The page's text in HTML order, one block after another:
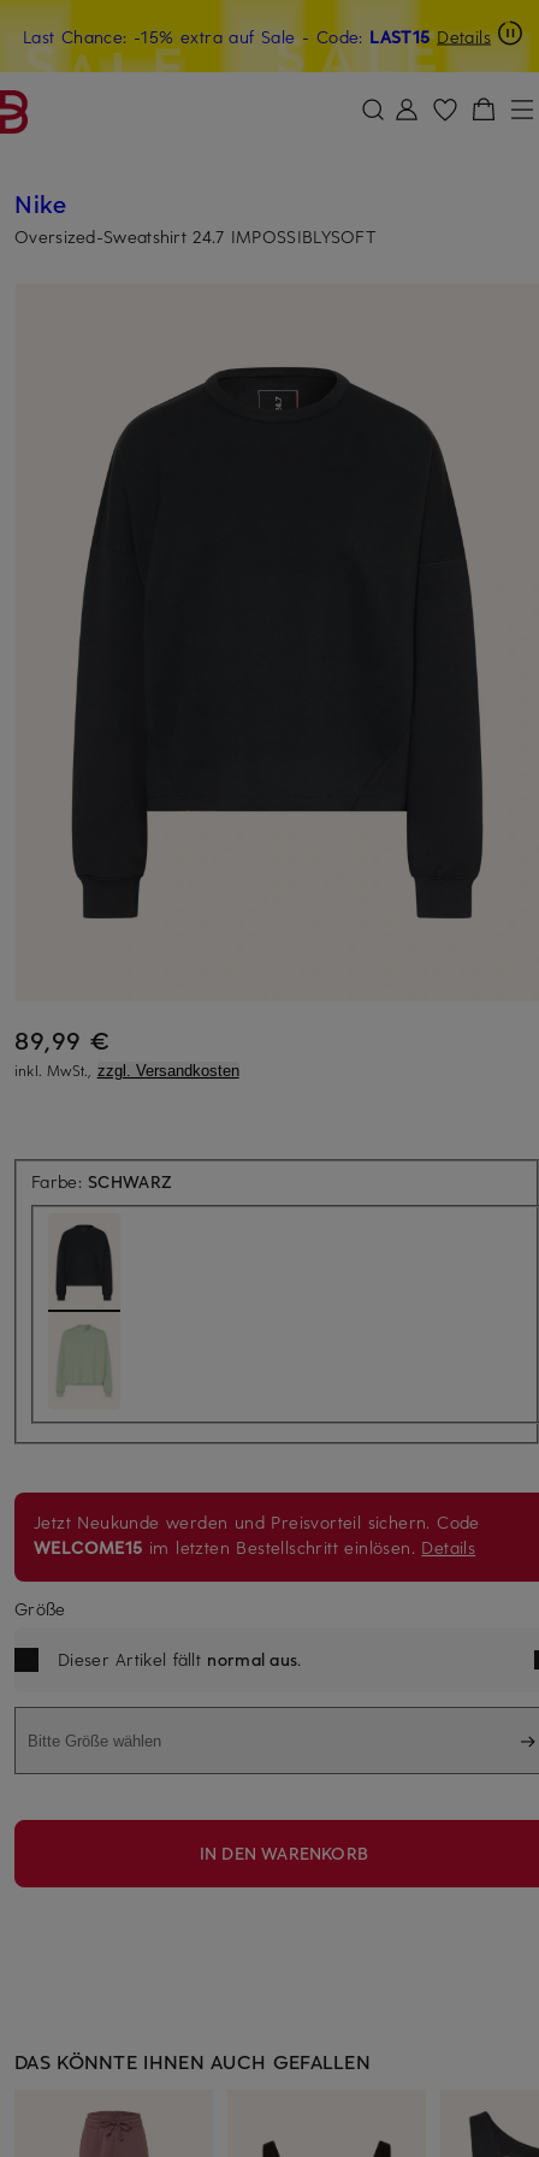
ZUM HAUPTINHALT ÜBERSPRINGEN ZUM SUCHFELD ÜBERSPRINGEN
Last Chance: -15% extra auf Sale- Code: LAST15 Details
20€-Willkommensgutschein mit Beyond sichern
Nike
Oversized-Sweatshirt 24.7 IMPOSSIBLYSOFT
89,99 €
inkl. MwSt., zzgl. Versandkosten
Farbe: SCHWARZ
Jetzt Neukunde werden und Preisvorteil sichern. Code
WELCOME15 im letzten Bestellschritt einlösen. Details
Größe
Dieser Artikel fällt normal aus.
Bitte Größe wählen
IN DEN WARENKORB
DAS KÖNNTE IHNEN AUCH GEFALLEN